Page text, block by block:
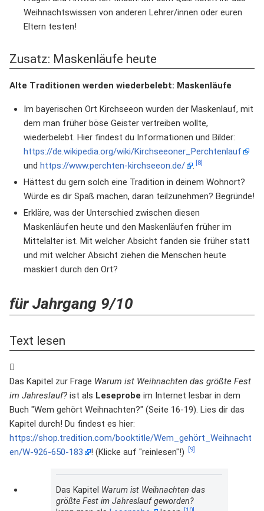
Weihnachtswissen von anderen Lehrer/innen oder euren
Eltern testen!
Zusatz: Maskenläufe heute
Alte Traditionen werden wiederbelebt: Maskenläufe
Im bayerischen Ort Kirchseeon wurden der Maskenlauf, mit
dem man früher böse Geister vertreiben wollte,
wiederbelebt. Hier findest du Informationen und Bilder:
https://de.wikipedia.org/wiki/Kirchseeoner_Perchtenlauf
und https://www.perchten-kirchseeon.de/ [8]
Hättest du gern solch eine Tradition in deinem Wohnort?
Würde es dir Spaß machen, daran teilzunehmen? Begründe!
Erkläre, was der Unterschied zwischen diesen
Maskenläufen heute und den Maskenläufen früher im
Mittelalter ist. Mit welcher Absicht fanden sie früher statt
und mit welcher Absicht ziehen die Menschen heute
maskiert durch den Ort?
für Jahrgang 9/10
Text lesen
Das Kapitel zur Frage Warum ist Weihnachten das größte Fest
im Jahreslauf? ist als Leseprobe im Internet lesbar in dem
Buch "Wem gehört Weihnachten?" (Seite 16-19). Lies dir das
Kapitel durch! Du findest es hier:
https://shop.tredition.com/booktitle/Wem_gehört_Weihnacht
en/W-926-650-183
! (Klicke auf "reinlesen"!) [9]
Das Kapitel Warum ist Weihnachten das
größte Fest im Jahreslauf geworden?